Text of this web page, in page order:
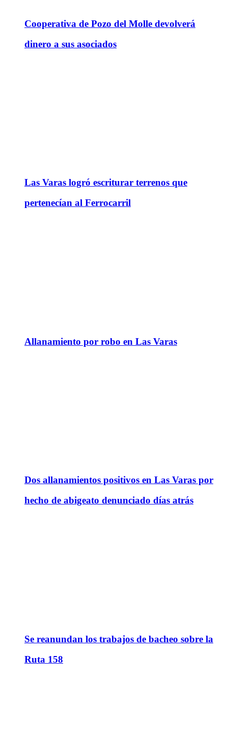
Cooperativa de Pozo del Molle devolverá
dinero a sus asociados
Las Varas logró escriturar terrenos que
pertenecían al Ferrocarril
Allanamiento por robo en Las Varas
Dos allanamientos positivos en Las Varas por
hecho de abigeato denunciado días atrás
Se reanundan los trabajos de bacheo sobre la
Ruta 158